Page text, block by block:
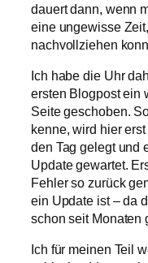
dauert dann, wenn
eine ungewisse
nachvollziehen
Ich habe die Uhr
ersten Blogpost ein
Seite geschoben.
kenne, wird hier
den Tag gelegt und
Update gewartet.
Fehler so zurück
ein Update ist – da
schon seit Monaten
Ich für meinen Teil